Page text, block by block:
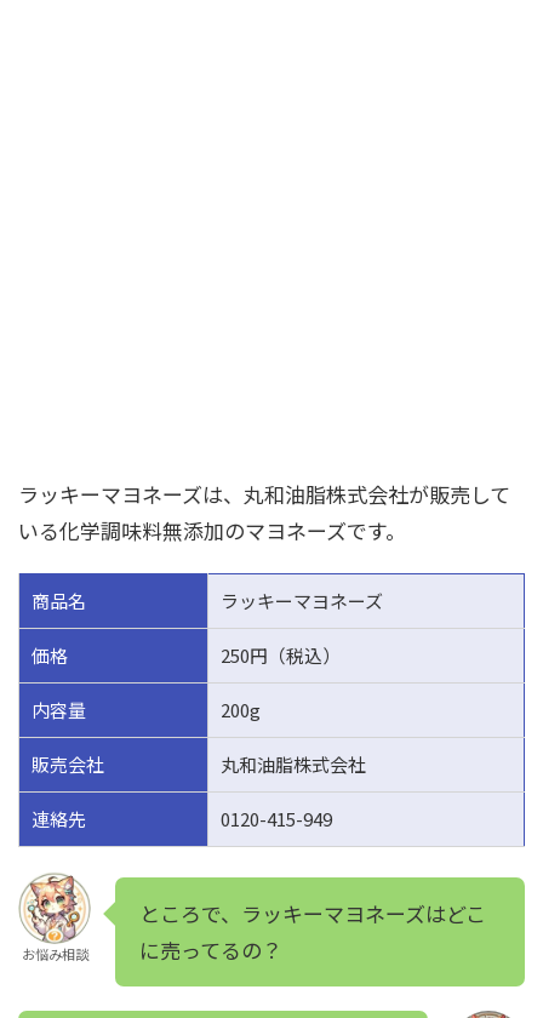
ラッキーマヨネーズは、 丸和油脂株式会社が販売して
いる化学調味料無添加のマヨネーズです。
商品名 ラッキーマヨネーズ
価格 250円（税込）
内容量 200g
販売会社 丸和油脂株式会社
連絡先 0120-415-949
お悩み相談
ところで、ラッキーマヨネーズはどこ
に売ってるの？